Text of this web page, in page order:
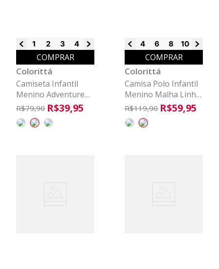
1 2 3 4 6
COMPRAR
Colorittá
Camiseta Infantil
Menino Adventure
Colorittá Marrom
R$79,90 R$39,95
4 6 8 10 12
COMPRAR
Colorittá
Camisa Polo Infantil
Menino Malha Linho
Colorittá Marrom
R$119,90 R$59,95